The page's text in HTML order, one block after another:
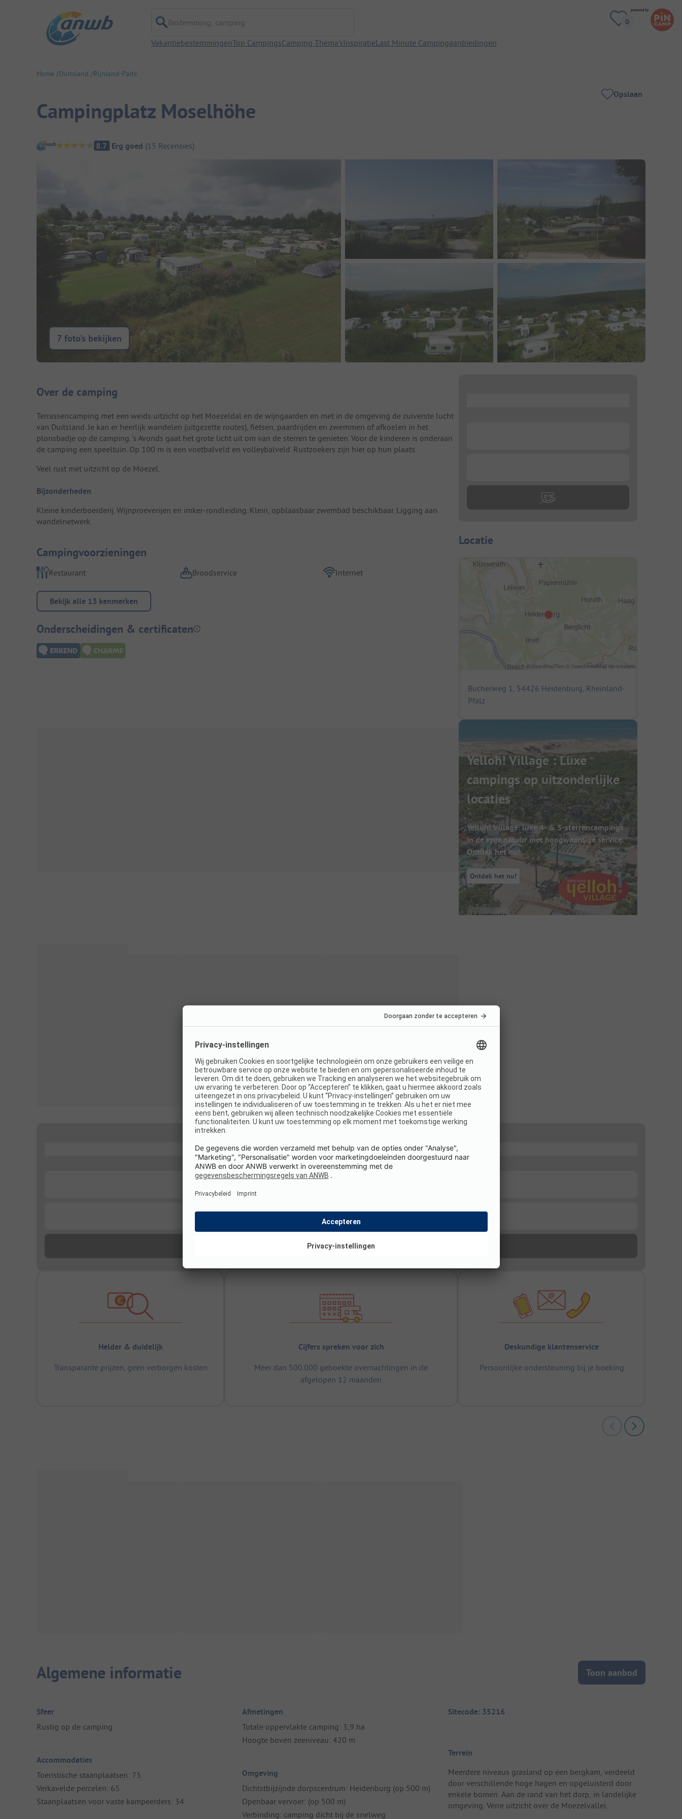
Bestemming, camping
VakantiebestemmingenTop CampingsCamping Thema'sInspiratieLast Minute Campingaanbiedingen
Home Duitsland Rijnland-Palts
Campingplatz Moselhöhe
Opslaan
Camping overzicht
8.7 Erg goed (15 Recensies)
7 foto’s bekijken
Camping introductie
Over de camping
Terrassencamping met een weids uitzicht op het Moezeldal en de wijngaarden en met in de omgeving de zuiverste lucht
van Duitsland. Je kan er heerlijk wandelen (uitgezette routes), fietsen, paardrijden en zwemmen of afkoelen in het
plonsbadje op de camping. ‘s Avonds gaat het grote licht uit om van de sterren te genieten. Voor de kinderen is onderaan
de camping een speeltuin. Op 100 m is een voetbalveld en volleybalveld. Rustzoekers zijn hier op hun plaats.
Veel rust met uitzicht op de Moezel.
Bijzonderheden
Kleine kinderboerderij. Wijnproeverijen en imker-rondleiding. Klein, opblaasbaar zwembad beschikbaar. Ligging aan
wandelnetwerk.
Campingvoorzieningen
Restaurant Broodservice Internet
Bekijk alle 13 kenmerken
Onderscheidingen & certificaten
Locatie
Bucherweg 1, 54426 Heidenburg, Rheinland-
Pfalz
Yelloh! Village : Luxe
campings op uitzonderlijke
locaties
Yelloh! Village: luxe 4- & 5-sterrencampings
in de vrije natuur met hoogwaardige service.
Ontdek het nu!
Ontdek het nu!
Helder & duidelijk
Transparante prijzen, geen verborgen kosten
Cijfers spreken voor zich
Meer dan 500.000 geboekte overnachtingen in de
afgelopen 12 maanden
Deskundige klantenservice
Persoonlijke ondersteuning bij je boeking
Algemene informatie Toon aanbod
Sfeer
Rustig op de camping
Accommodaties
Toeristische staanplaatsen: 75
Verkavelde percelen: 65
Staanplaatsen voor vaste kampeerders: 34
Afmetingen
Totale oppervlakte camping: 3,9 ha
Hoogte boven zeeniveau: 420 m
Omgeving
Dichtstbijzijnde dorpscentrum: Heidenburg (op 500 m)
Openbaar vervoer: (op 500 m)
Verbinding: camping dicht bij de snelweg
Sitecode: 35216
Terrein
Meerdere niveaus grasland op een bergkam, verdeeld
door verschillende hoge hagen en opgeluisterd door
enkele bomen. Aan de rand van het dorp, in landelijke
omgeving. Verre uitzicht over de Moezelvallei.